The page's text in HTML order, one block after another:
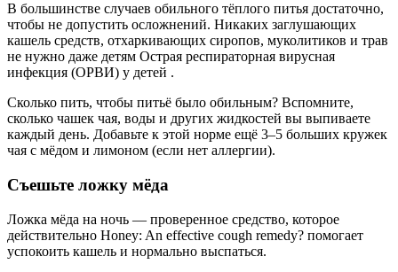
В большинстве случаев обильного тёплого питья достаточно,
чтобы не допустить осложнений. Никаких заглушающих
кашель средств, отхаркивающих сиропов, муколитиков и трав
не нужно даже детям Острая респираторная вирусная
инфекция (ОРВИ) у детей .
Сколько пить, чтобы питьё было обильным? Вспомните,
сколько чашек чая, воды и других жидкостей вы выпиваете
каждый день. Добавьте к этой норме ещё 3–5 больших кружек
чая с мёдом и лимоном (если нет аллергии).
Съешьте ложку мёда
Ложка мёда на ночь — проверенное средство, которое
действительно Honey: An effective cough remedy? помогает
успокоить кашель и нормально выспаться.